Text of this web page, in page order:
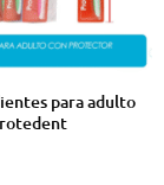
para adulto